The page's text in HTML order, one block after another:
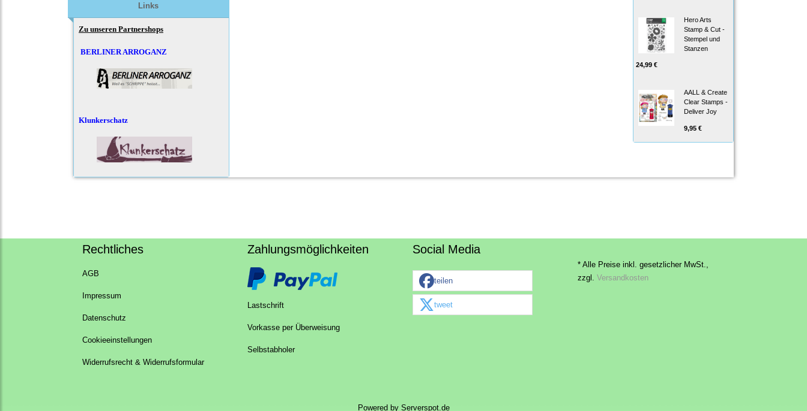
Links
Zu unseren Partnershops
BERLINER ARROGANZ
Klunkerschatz
Hero Arts
Stamp & Cut -
Stempel und
Stanzen
24,99 €
AALL & Create
Clear Stamps -
Deliver Joy
9,95 €
Rechtliches
AGB
Impressum
Datenschutz
Cookieeinstellungen
Widerrufsrecht & Widerrufsformular
Zahlungsmöglichkeiten
Lastschrift
Vorkasse per Überweisung
Selbstabholer
Social Media
teilen
tweet
* Alle Preise inkl. gesetzlicher MwSt.,
zzgl. Versandkosten
Powered by Serverspot.de